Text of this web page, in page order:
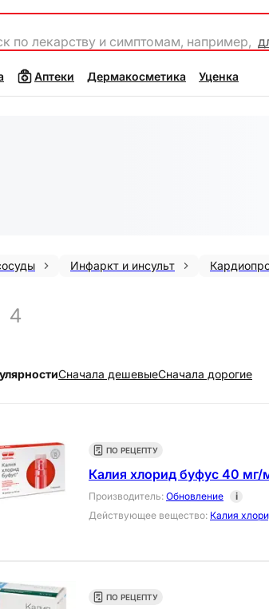
по лекарству и симптомам, например,
Аптеки Дермакосметика Уценка
Инфаркт и инсульт
4
Cначала дешевыеCначала дорогие
ПО РЕЦЕПТУ
Калия хлорид буфус 40 мг/
Производитель: Обновление
i
Действующее вещество: Калия
ПО РЕЦЕПТУ